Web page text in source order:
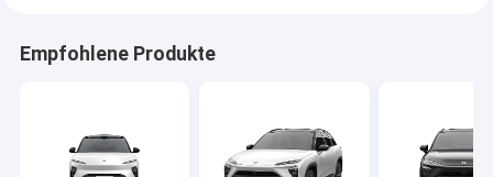
Empfohlene Produkte